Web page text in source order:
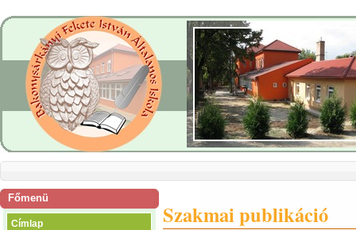
Főmenü
Címlap
Szakmai publikáció